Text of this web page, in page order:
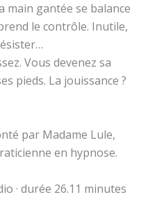
main gantée se balance
le contrôle. Inutile,
Vous devenez sa
pieds. La jouissance ?
par Madame Lule,
en hypnose.
· durée 26.11 minutes